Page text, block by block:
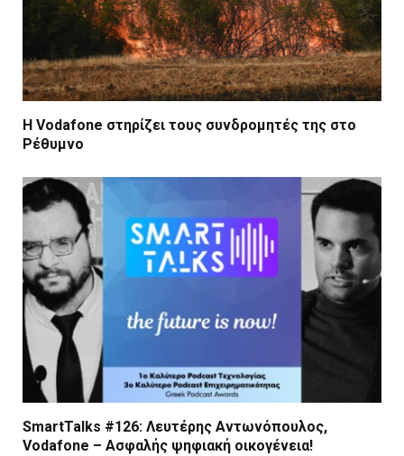
Η Vodafone στηρίζει τους συνδρομητές της στο
Ρέθυμνο
SmartTalks #126: Λευτέρης Αντωνόπουλος,
Vodafone – Ασφαλής ψηφιακή οικογένεια!